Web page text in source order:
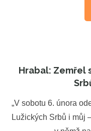
Hrabal: Zemřel
„V sobotu 6. února
Lužických Srbů i můj